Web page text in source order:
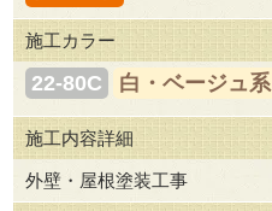
施工カラー
22-80C 白・ベージュ系
施工内容詳細
外壁・屋根塗装工事